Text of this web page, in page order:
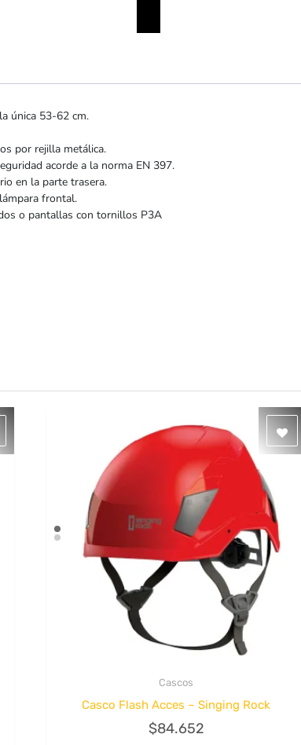
única 53-62 cm.
por rejilla metálica.
acorde a la norma EN 397.
en la parte trasera.
frontal.
o pantallas con tornillos P3A
Cascos
Casco Flash Acces – Singing Rock
$84.652